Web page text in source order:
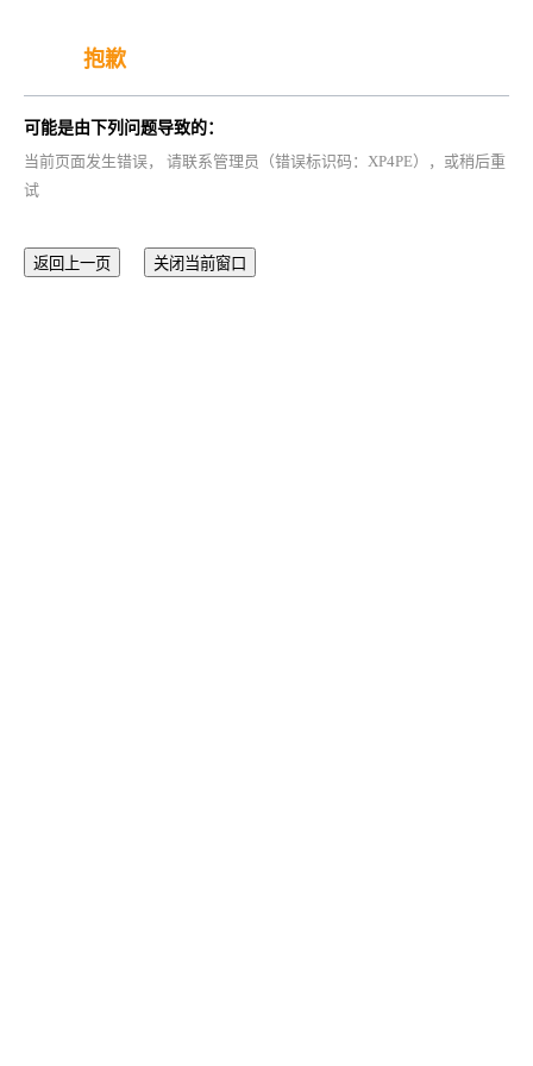
抱歉
可能是由下列问题导致的：
当前页面发生错误， 请联系管理员（错误标识码：XP4PE），或稍后重
试